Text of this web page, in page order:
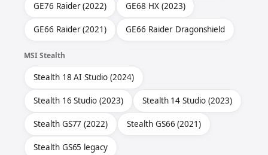
GE76 Raider (2022) GE68 HX (2023)
GE66 Raider (2021) GE66 Raider Dragonshield
MSI Stealth
Stealth 18 AI Studio (2024)
Stealth 16 Studio (2023) Stealth 14 Studio (2023)
Stealth GS77 (2022) Stealth GS66 (2021)
Stealth GS65 legacy